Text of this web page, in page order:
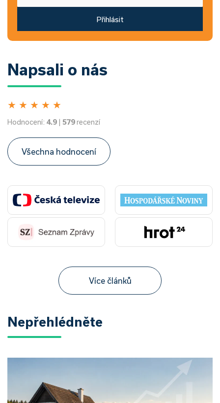
Přihlásit
Napsali o nás
★ ★ ★ ★ ★
Hodnocení: 4.9 | 579recenzí
Všechna hodnocení
Více článků
Nepřehlédněte